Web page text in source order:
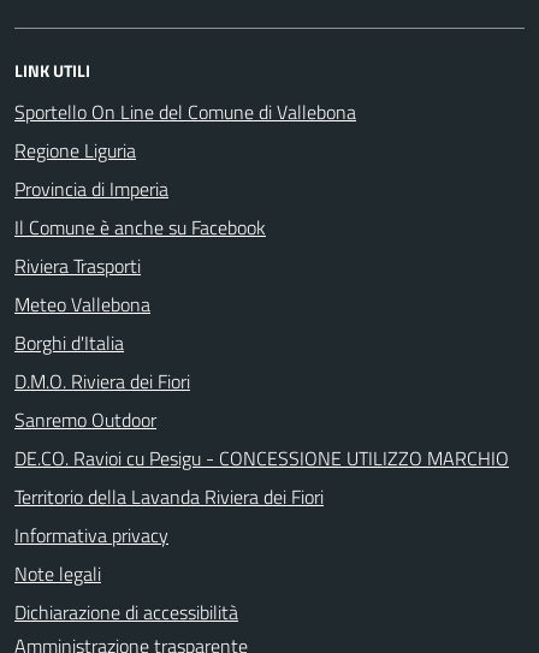
LINK UTILI
Sportello On Line del Comune di Vallebona
Regione Liguria
Provincia di Imperia
Il Comune è anche su Facebook
Riviera Trasporti
Meteo Vallebona
Borghi d'Italia
D.M.O. Riviera dei Fiori
Sanremo Outdoor
DE.CO. Ravioi cu Pesigu - CONCESSIONE UTILIZZO MARCHIO
Territorio della Lavanda Riviera dei Fiori
Informativa privacy
Note legali
Dichiarazione di accessibilità
Amministrazione trasparente